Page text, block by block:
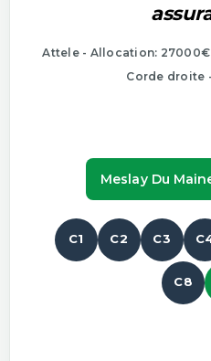
Attele - Allocation: 27000€
Corde droite
Meslay Du
C1 C2 C3
C8